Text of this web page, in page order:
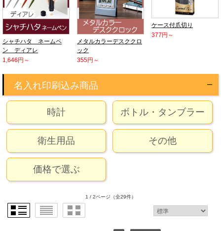
シャチハタ ネームペ
ン ディアレ
1,646円～
メタルカラーデスククロ
ック
355円～
ケース付爪切り
377円～
名入れ印刷込み商品
時計
衛生用品
価格で選ぶ
ボトル・タンブラー
その他
1 / 2ページ （全29件）